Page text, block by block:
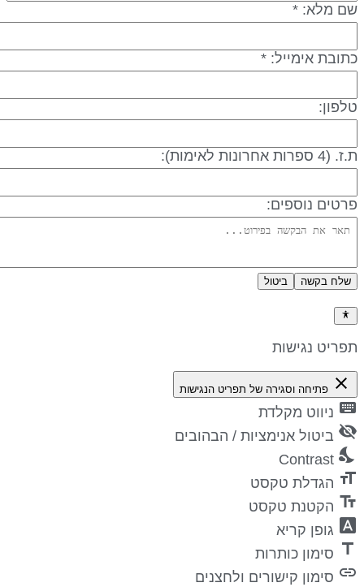
מלא: *
אימייל: *
ספרות אחרונות לאימות):
נוספים:
שלח בקשה ביטול
נגישות
close פתיחה וסגירה של תפריט הנגישות
ניווט מקלדת
ביטול אנימציות / הבהובים
Contrast
הגדלת טקסט
הקטנת טקסט
גופן קריא
סימון כותרות
סימון קישורים ולחצנים